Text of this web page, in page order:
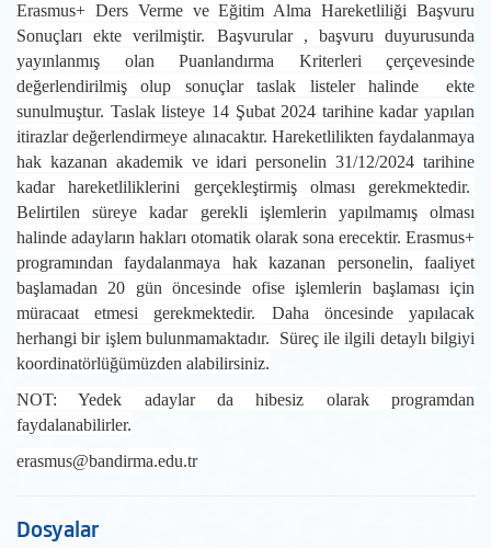
Erasmus+ Ders Verme ve Eğitim Alma Hareketliliği Başvuru
Sonuçları ekte verilmiştir. Başvurular , başvuru duyurusunda
yayınlanmış olan Puanlandırma Kriterleri çerçevesinde
değerlendirilmiş olup sonuçlar taslak listeler halinde ekte
sunulmuştur. Taslak listeye 14 Şubat 2024 tarihine kadar yapılan
itirazlar değerlendirmeye alınacaktır. Hareketlilikten faydalanmaya
hak kazanan akademik ve idari personelin 31/12/2024 tarihine
kadar hareketliliklerini gerçekleştirmiş olması gerekmektedir.
Belirtilen süreye kadar gerekli işlemlerin yapılmamış olması
halinde adayların hakları otomatik olarak sona erecektir. Erasmus+
programından faydalanmaya hak kazanan personelin, faaliyet
başlamadan 20 gün öncesinde ofise işlemlerin başlaması için
müracaat etmesi gerekmektedir. Daha öncesinde yapılacak
herhangi bir işlem bulunmamaktadır. Süreç ile ilgili detaylı bilgiyi
koordinatörlüğümüzden alabilirsiniz.
NOT: Yedek adaylar da hibesiz olarak programdan
faydalanabilirler.
erasmus@bandirma.edu.tr
Dosyalar